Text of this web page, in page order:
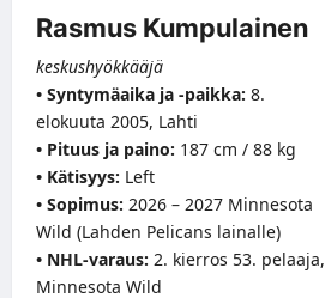
Rasmus Kumpulainen
keskushyökkääjä
• Syntymäaika ja -paikka: 8.
elokuuta 2005, Lahti
• Pituus ja paino: 187 cm / 88 kg
• Kätisyys: Left
• Sopimus: 2026 – 2027 Minnesota
Wild (Lahden Pelicans lainalle)
• NHL-varaus: 2. kierros 53. pelaaja,
Minnesota Wild